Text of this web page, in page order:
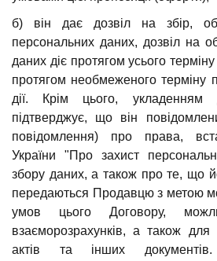
б) він дає дозвіл на збір,
персональних даних, дозвіл на
даних діє протягом усього
протягом необмеженого терміну
дії. Крім цього, укладенням
підтверджує, що він
повідомлення) про права,
України "Про захист
збору даних, а також про те, що
передаються Продавцю з метою
умов цього Договору,
взаєморозрахунків, а також для
актів та інших